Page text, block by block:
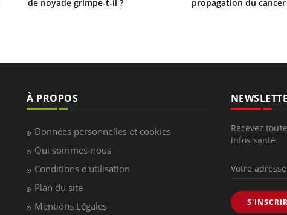
de noyade grimpe-t-il ? propagation du cancer
À PROPOS
Données personnelles et cookies
Qui sommes-nous
Conditions d'utilisation
Plan du site
Mentions Légales
Recevez
infos santé